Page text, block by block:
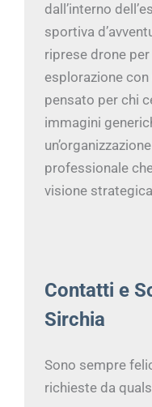
dall’interno
sportiva
riprese drone
esplorazione
pensato per chi
immagini
professionale
visione
Contatti e
Sirchia
Sono sempre
richieste da